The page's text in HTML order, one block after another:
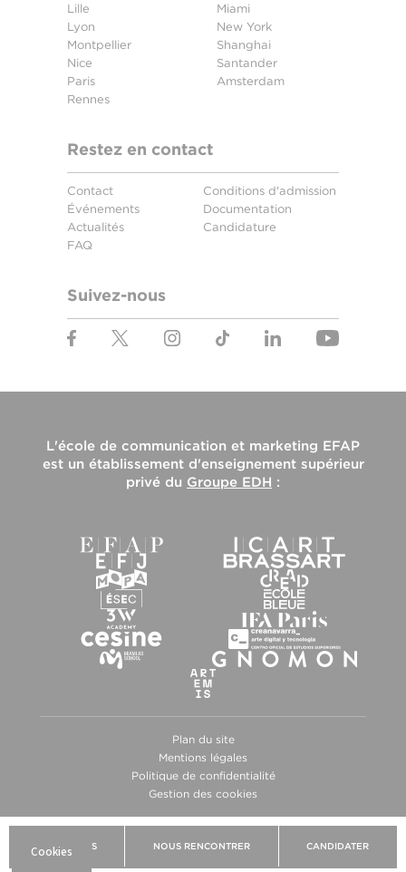
BROCHURES NOUS RENCONTRER CANDIDATER
Lille
Lyon
Montpellier
Nice
Paris
Rennes
Miami
New York
Shanghai
Santander
Amsterdam
Restez en contact
Contact
Événements
Actualités
FAQ
Conditions d'admission
Documentation
Candidature
Suivez-nous
L'école de communication et marketing EFAP
est un établissement d'enseignement supérieur
privé du Groupe EDH :
Plan du site
Mentions légales
Politique de confidentialité
Gestion des cookies